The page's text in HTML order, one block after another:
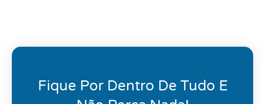
Fique Por Dentro De Tudo E